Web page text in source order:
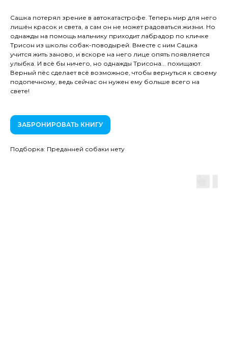
Сашка потерял зрение в автокатастрофе. Теперь мир для него
лишён красок и света, а сам он не может радоваться жизни. Но
однажды на помощь мальчику приходит лабрадор по кличке
Трисон из школы собак-поводырей. Вместе с ним Сашка
учится жить заново, и вскоре на него лице опять появляется
улыбка. И всё бы ничего, но однажды Трисона... похищают.
Верный пёс сделает всё возможное, чтобы вернуться к своему
подопечному, ведь сейчас он нужен ему больше всего на
свете!
ЗАБРОНИРОВАТЬ КНИГУ
Подборка: Преданней собаки нету